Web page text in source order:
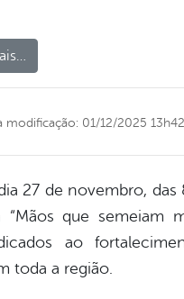
modificação: 01/12/2025 13h42
27 de novembro,
que semeiam
ao
toda a região.